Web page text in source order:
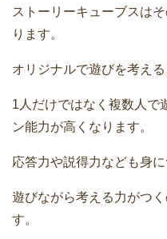
ストーリーキューブスは
ります。
オリジナルで遊びを考え
1人だけではなく複数人で
ン能力が高くなります。
応答力や説得力なども身
遊びながら考える力がつ
す。